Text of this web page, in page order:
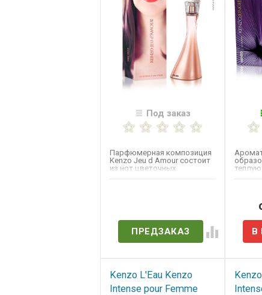
Под заказ
Парфюмерная композиция
Kenzo Jeu d Amour состоит
из нот цветочных
ПРЕДЗАКАЗ
Kenzo L'Eau Kenzo
Intense pour Femme